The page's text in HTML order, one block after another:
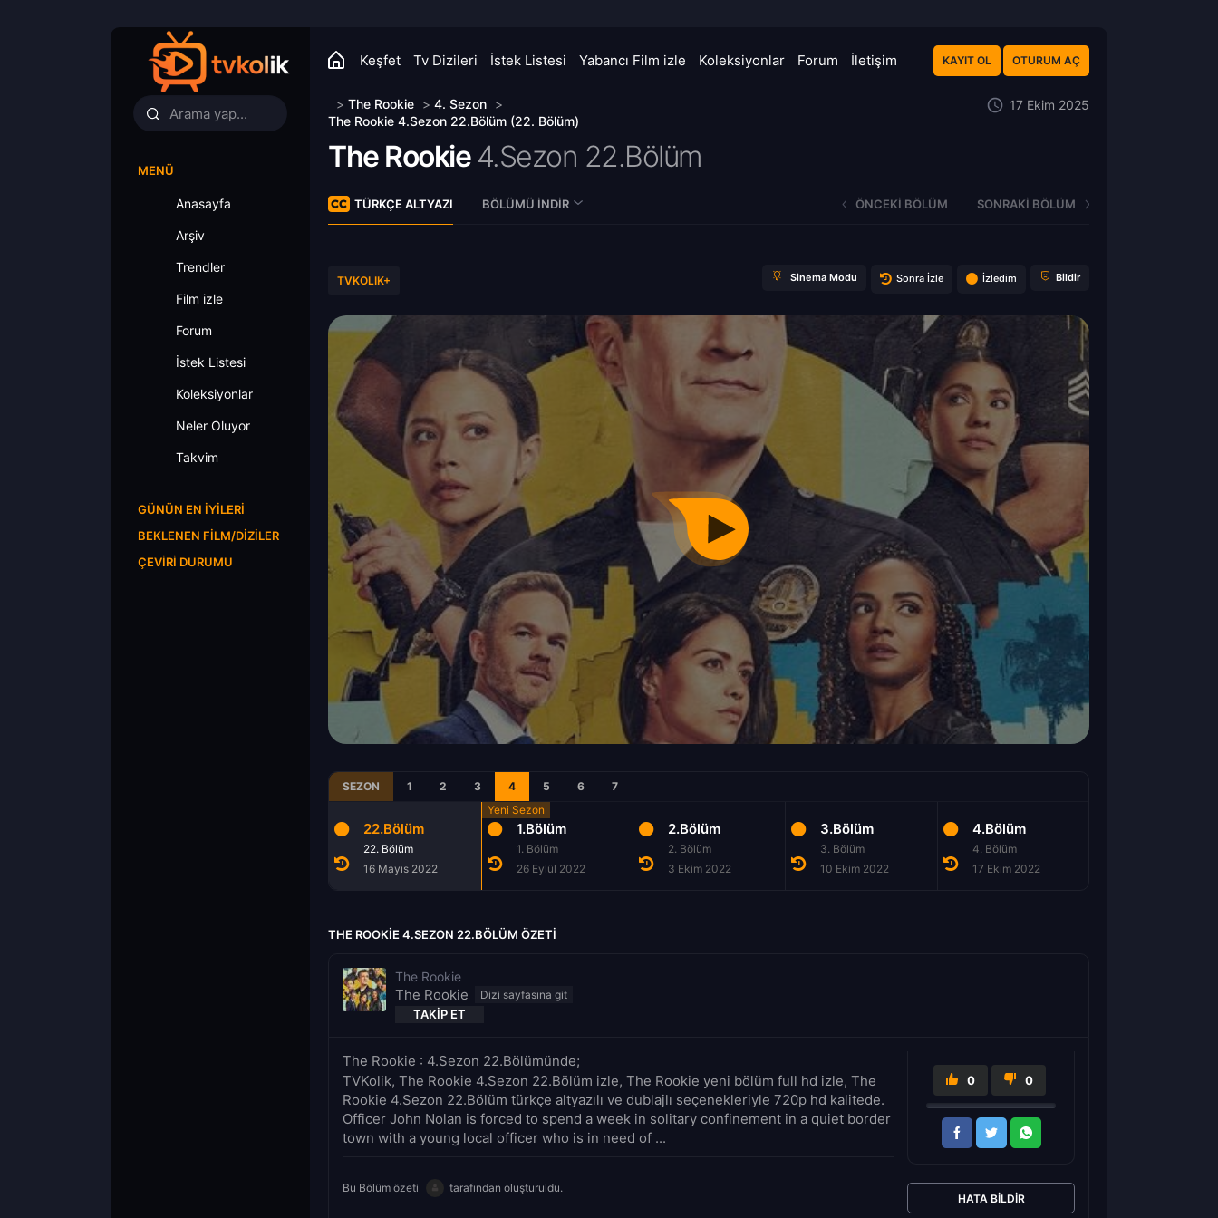
Keşfet Tv Dizileri İstek Listesi Yabancı Film izle Koleksiyonlar Forum İletişim KAYIT OL OTURUM AÇ
MENÜ
Anasayfa
Arşiv
Trendler
Film izle
Forum
İstek Listesi
Koleksiyonlar
Neler Oluyor
Takvim
GÜNÜN EN İYILERI
BEKLENEN FILM/DIZILER
ÇEVIRI DURUMU
> The Rookie > 4. Sezon >
The Rookie 4.Sezon 22.Bölüm (22. Bölüm)
17 Ekim 2025
The Rookie 4.Sezon 22.Bölüm
TÜRKÇE ALTYAZI BÖLÜMÜ İNDIR ÖNCEKI BÖLÜM SONRAKI BÖLÜM
TVKOLIK+ Sinema Modu Sonra İzle İzledim Bildir
SEZON 1 2 3 4 5 6 7
22.Bölüm
22. Bölüm
16 Mayıs 2022
1.Bölüm
1. Bölüm
26 Eylül 2022
2.Bölüm
2. Bölüm
3 Ekim 2022
3.Bölüm
3. Bölüm
10 Ekim 2022
4.Bölüm
4. Bölüm
17 Ekim 2022
THE ROOKIE 4.SEZON 22.BÖLÜM ÖZETI
The Rookie
The Rookie
TAKIP ET
The Rookie : 4.Sezon 22.Bölümünde;
TVKolik, The Rookie 4.Sezon 22.Bölüm izle, The Rookie yeni bölüm full hd izle, The
Rookie 4.Sezon 22.Bölüm türkçe altyazılı ve dublajlı seçenekleriyle 720p hd kalitede.
Officer John Nolan is forced to spend a week in solitary confinement in a quiet border
town with a young local officer who is in need of ...
Bu Bölüm özeti tarafından oluşturuldu.
0 0
HATA BILDIR